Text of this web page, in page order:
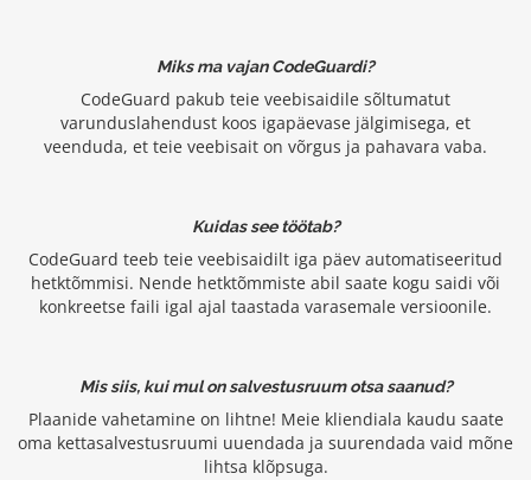
Miks ma vajan CodeGuardi?
CodeGuard pakub teie veebisaidile sõltumatut
varunduslahendust koos igapäevase jälgimisega, et
veenduda, et teie veebisait on võrgus ja pahavara vaba.
Kuidas see töötab?
CodeGuard teeb teie veebisaidilt iga päev automatiseeritud
hetktõmmisi. Nende hetktõmmiste abil saate kogu saidi või
konkreetse faili igal ajal taastada varasemale versioonile.
Mis siis, kui mul on salvestusruum otsa saanud?
Plaanide vahetamine on lihtne! Meie kliendiala kaudu saate
oma kettasalvestusruumi uuendada ja suurendada vaid mõne
lihtsa klõpsuga.